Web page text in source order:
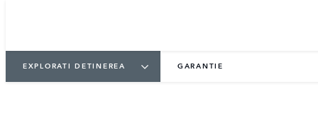
EXPLORATI DETINEREA GARANTIE